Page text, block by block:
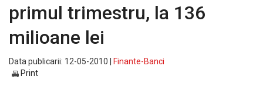
primul trimestru, la 136
milioane lei
Data publicarii: 12-05-2010 |
Finante-Banci
Print